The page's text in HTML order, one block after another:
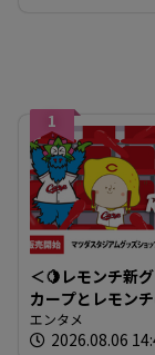
1
＜🍋レモンチ新
カープとレモン
グッズが登場！
エンタメ
2026.08.06